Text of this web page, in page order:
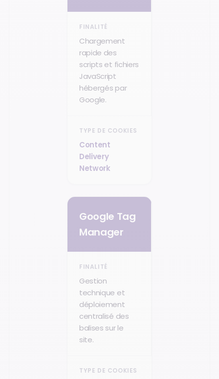
Chargement
rapide des
scripts et fichiers
JavaScript
hébergés par
Google.
Content
Delivery
Network
Google Tag
Manager
Gestion
technique et
déploiement
centralisé des
balises sur le
site.